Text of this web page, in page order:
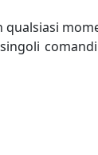
qualsiasi